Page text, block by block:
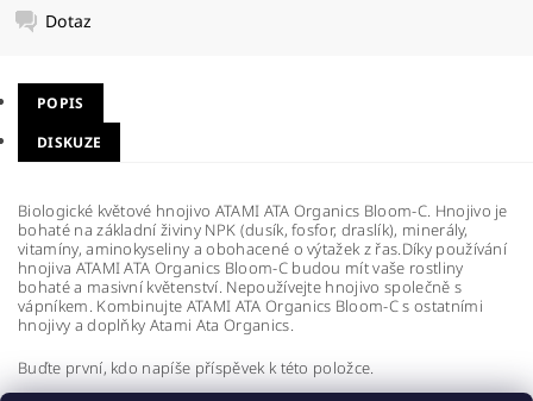
Dotaz
POPIS
DISKUZE
Biologické květové hnojivo ATAMI ATA Organics Bloom-C. Hnojivo je
bohaté na základní živiny NPK (dusík, fosfor, draslík), minerály,
vitamíny, aminokyseliny a obohacené o výtažek z řas.Díky používání
hnojiva ATAMI ATA Organics Bloom-C budou mít vaše rostliny
bohaté a masivní květenství. Nepoužívejte hnojivo společně s
vápníkem. Kombinujte ATAMI ATA Organics Bloom-C s ostatními
hnojivy a doplňky Atami Ata Organics.
Buďte první, kdo napíše příspěvek k této položce.